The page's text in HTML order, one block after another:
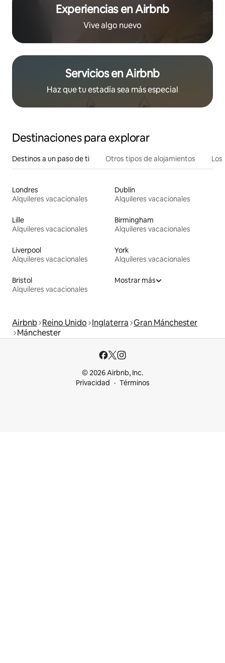
Experiencias en Airbnb
Vive algo nuevo
Servicios en Airbnb
Haz que tu estadía sea más especial
Destinaciones para explorar
Destinos a un paso de ti Otros tipos de alojamientos
Londres
Alquileres vacacionales
Dublín
Alquileres vacacionales
Lille
Alquileres vacacionales
Birmingham
Alquileres vacacionales
Liverpool
Alquileres vacacionales
York
Alquileres vacacionales
Bristol
Alquileres vacacionales
Mostrar más
Airbnb Reino Unido Inglaterra Gran Mánchester
Mánchester
© 2026 Airbnb, Inc.
Privacidad
Términos